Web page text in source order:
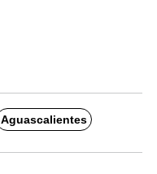
Aguascalientes